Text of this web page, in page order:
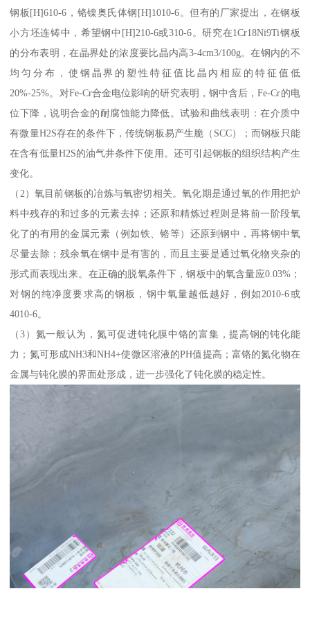
钢板[H]610-6，铬镍奥氏体钢[H]1010-6。但有的厂家提出，在钢板
小方坯连铸中，希望钢中[H]210-6或310-6。研究在1Cr18Ni9Ti钢板
的分布表明，在晶界处的浓度要比晶内高3-4cm3/100g。在钢内的不
均匀分布，使钢晶界的塑性特征值比晶内相应的特征值低
20%-25%。对Fe-Cr合金电位影响的研究表明，钢中含后，Fe-Cr的电
位下降，说明合金的耐腐蚀能力降低。试验和曲线表明：在介质中
有微量H2S存在的条件下，传统钢板易产生脆（SCC）；而钢板只能
在含有低量H2S的油气井条件下使用。还可引起钢板的组织结构产生
变化。
（2）氧目前钢板的冶炼与氧密切相关。氧化期是通过氧的作用把炉
料中残存的和过多的元素去掉；还原和精炼过程则是将前一阶段氧
化了的有用的金属元素（例如铁、铬等）还原到钢中，再将钢中氧
尽量去除；残余氧在钢中是有害的，而且主要是通过氧化物夹杂的
形式而表现出来。在正确的脱氧条件下，钢板中的氧含量应0.03%；
对钢的纯净度要求高的钢板，钢中氧量越低越好，例如2010-6或
4010-6。
（3）氮一般认为，氮可促进钝化膜中铬的富集，提高钢的钝化能
力；氮可形成NH3和NH4+使微区溶液的PH值提高；富铬的氮化物在
金属与钝化膜的界面处形成，进一步强化了钝化膜的稳定性。